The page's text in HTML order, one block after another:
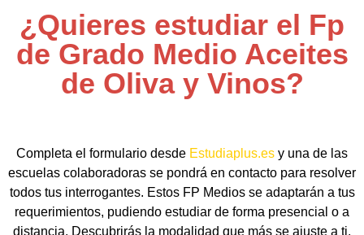
¿Quieres estudiar el Fp
de Grado Medio Aceites
de Oliva y Vinos?
Completa el formulario desde Estudiaplus.es y una de las
escuelas colaboradoras se pondrá en contacto para resolver
todos tus interrogantes. Estos FP Medios se adaptarán a tus
requerimientos, pudiendo estudiar de forma presencial o a
distancia. Descubrirás la modalidad que más se ajuste a ti,